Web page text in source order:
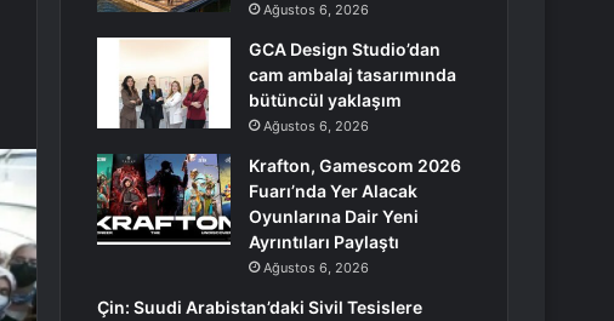
Ağustos 6, 2026
GCA Design Studio’dan
cam ambalaj tasarımında
bütüncül yaklaşım
Ağustos 6, 2026
Krafton, Gamescom 2026
Fuarı’nda Yer Alacak
Oyunlarına Dair Yeni
Ayrıntıları Paylaştı
Ağustos 6, 2026
Çin: Suudi Arabistan’daki Sivil Tesislere